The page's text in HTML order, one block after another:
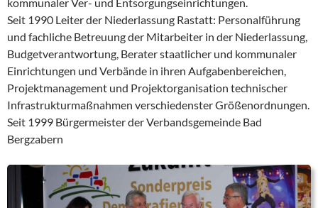
Seit 1990 Leiter der Niederlassung Rastatt: Personalführung
und fachliche Betreuung der Mitarbeiter in der Niederlassung,
Budgetverantwortung, Berater staatlicher und kommunaler
Einrichtungen und Verbände in ihren Aufgabenbereichen,
Projektmanagement und Projektorganisation technischer
Infrastrukturmaßnahmen verschiedenster Größenordnungen.
Seit 1999 Bürgermeister der Verbandsgemeinde Bad
Bergzabern